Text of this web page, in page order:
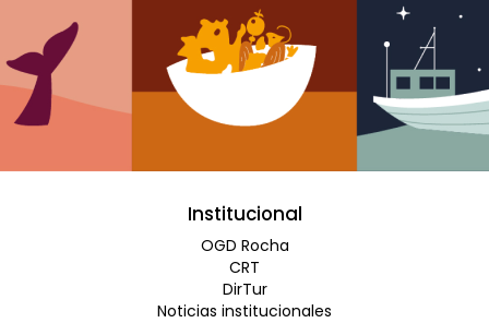
Institucional
OGD Rocha
CRT
DirTur
Noticias institucionales